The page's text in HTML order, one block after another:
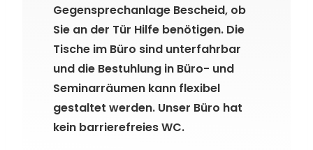
Gegensprechanlage Bescheid, ob
Sie an der Tür Hilfe benötigen. Die
Tische im Büro sind unterfahrbar
und die Bestuhlung in Büro- und
Seminarräumen kann flexibel
gestaltet werden. Unser Büro hat
kein barrierefreies WC.